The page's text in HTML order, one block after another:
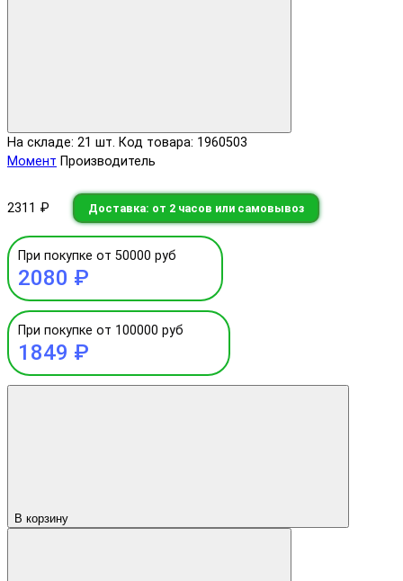
На складе: 21 шт. Код товара: 1960503
Момент Производитель
2311 ₽ Доставка: от 2 часов или самовывоз
При покупке от 50000 руб
2080 ₽
При покупке от 100000 руб
1849 ₽
В корзину